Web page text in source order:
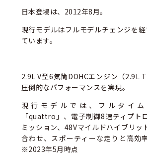
日本登場は、2012年8月。
現行モデルはフルモデルチェンジを
ています。
2.9L V型6気筒DOHCエンジン（2.9L
圧倒的なパフォーマンスを実現。
現行モデルでは、フルタイム
「quattro」、電子制御8速ティプト
ミッション、48Vマイルドハイブリッ
合わせ、スポーティーな走りと高効
※2023年5月時点